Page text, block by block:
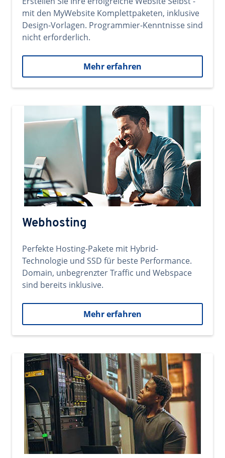
mit den MyWebsite Komplettpaketen, inklusive
Design-Vorlagen. Programmier-Kenntnisse sind
nicht erforderlich.
Mehr erfahren
Webhosting
Perfekte Hosting-Pakete mit Hybrid-
Technologie und SSD für beste Performance.
Domain, unbegrenzter Traffic und Webspace
sind bereits inklusive.
Mehr erfahren